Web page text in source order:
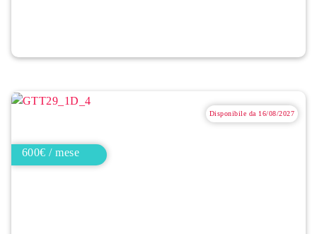
Disponibile da 16/08/2027
600€ / mese